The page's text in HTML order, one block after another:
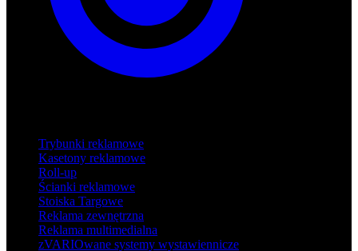
Trybunki reklamowe
Kasetony reklamowe
Roll-up
Ścianki reklamowe
Stoiska Targowe
Reklama zewnętrzna
Reklama multimedialna
zVARIOwane systemy wystawiennicze